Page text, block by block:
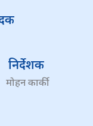
निर्देशक
मोहन कार्की